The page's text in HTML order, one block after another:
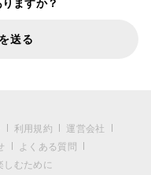
送る
利用規約
運営会社
よくある質問
しむために